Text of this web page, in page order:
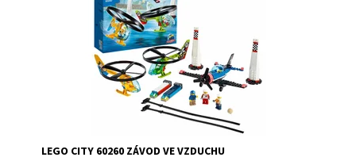
Dostupnost:
Skladem2
7085
LEGO
LEGO CITY 60260 ZÁVOD VE VZDUCHU